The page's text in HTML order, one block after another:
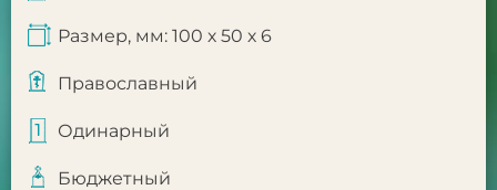
Размер, мм: 100 х 50 х 6
Православный
Одинарный
Бюджетный